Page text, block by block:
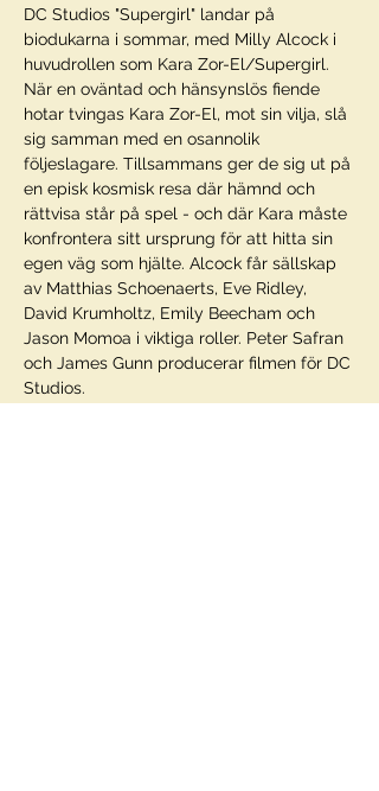
DC Studios "Supergirl" landar på
biodukarna i sommar, med Milly Alcock i
huvudrollen som Kara Zor-El/Supergirl.
När en oväntad och hänsynslös fiende
hotar tvingas Kara Zor-El, mot sin vilja, slå
sig samman med en osannolik
följeslagare. Tillsammans ger de sig ut på
en episk kosmisk resa där hämnd och
rättvisa står på spel - och där Kara måste
konfrontera sitt ursprung för att hitta sin
egen väg som hjälte. Alcock får sällskap
av Matthias Schoenaerts, Eve Ridley,
David Krumholtz, Emily Beecham och
Jason Momoa i viktiga roller. Peter Safran
och James Gunn producerar filmen för DC
Studios.